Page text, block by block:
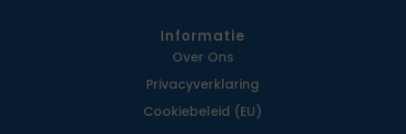
Informatie
Over Ons
Privacy­verklaring
Cookiebeleid (EU)